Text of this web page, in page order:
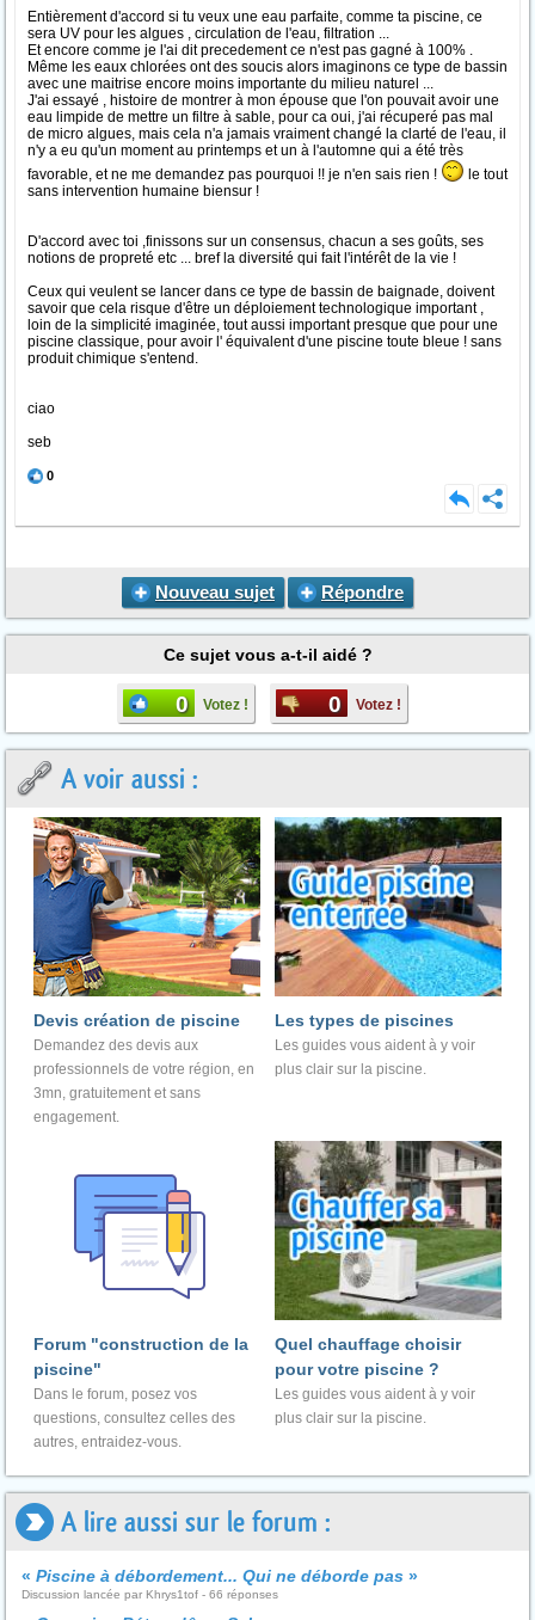
Entièrement d'accord si tu veux une eau parfaite, comme ta piscine, ce
sera UV pour les algues , circulation de l'eau, filtration ...
Et encore comme je l'ai dit precedement ce n'est pas gagné à 100% .
Même les eaux chlorées ont des soucis alors imaginons ce type de bassin
avec une maitrise encore moins importante du milieu naturel ...
J'ai essayé , histoire de montrer à mon épouse que l'on pouvait avoir une
eau limpide de mettre un filtre à sable, pour ca oui, j'ai récuperé pas mal
de micro algues, mais cela n'a jamais vraiment changé la clarté de l'eau, il
n'y a eu qu'un moment au printemps et un à l'automne qui a été très
favorable, et ne me demandez pas pourquoi !! je n'en sais rien !
le tout
sans intervention humaine biensur !
D'accord avec toi ,finissons sur un consensus, chacun a ses goûts, ses
notions de propreté etc ... bref la diversité qui fait l'intérêt de la vie !
Ceux qui veulent se lancer dans ce type de bassin de baignade, doivent
savoir que cela risque d'être un déploiement technologique important ,
loin de la simplicité imaginée, tout aussi important presque que pour une
piscine classique, pour avoir l' équivalent d'une piscine toute bleue ! sans
produit chimique s'entend.
ciao
seb
0
Nouveau sujet Répondre
Ce sujet vous a-t-il aidé ?
0 Votez ! 0 Votez !
A voir aussi :
Devis création de piscine
Demandez des devis aux
professionnels de votre région, en
3mn, gratuitement et sans
engagement.
Les types de piscines
Les guides vous aident à y voir
plus clair sur la piscine.
Forum "construction de la
piscine"
Dans le forum, posez vos
questions, consultez celles des
autres, entraidez-vous.
Quel chauffage choisir
pour votre piscine ?
Les guides vous aident à y voir
plus clair sur la piscine.
A lire aussi sur le forum :
« Piscine à débordement... Qui ne déborde pas »
Discussion lancée par Khrys1tof - 66 réponses